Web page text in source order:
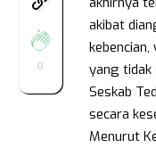
0
akibat
yang tidak
Seskab
secara
Menurut